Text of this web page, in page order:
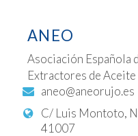
ANEO
Asociación Española
Extractores de
aneo@aneorujo.es
C/ Luis Montoto,
41007